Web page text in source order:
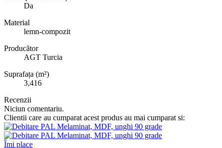
Da
Material
lemn-compozit
Producător
AGT Turcia
Suprafața (m²)
3,416
Recenzii
Niciun comentariu.
Clientii care au cumparat acest produs au mai cumparat si:
Îmi place